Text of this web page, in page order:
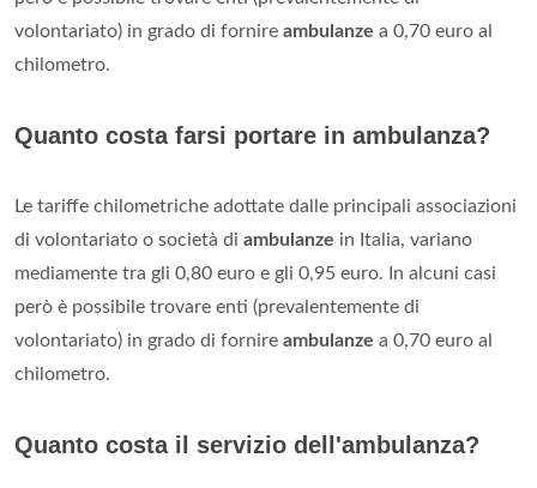
volontariato) in grado di fornire ambulanze a 0,70 euro al
chilometro.
Quanto costa farsi portare in ambulanza?
Le tariffe chilometriche adottate dalle principali associazioni
di volontariato o società di ambulanze in Italia, variano
mediamente tra gli 0,80 euro e gli 0,95 euro. In alcuni casi
però è possibile trovare enti (prevalentemente di
volontariato) in grado di fornire ambulanze a 0,70 euro al
chilometro.
Quanto costa il servizio dell'ambulanza?